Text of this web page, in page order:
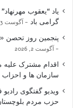
یاد “یعقوب
گرامی باد
آگوست 3, 2026
پنجمین روز تحصن
آگوست 2, 2026
اقدام مشترک علیه
سازمان ها و احزاب
ویدیو گفتگوی
حزب مردم